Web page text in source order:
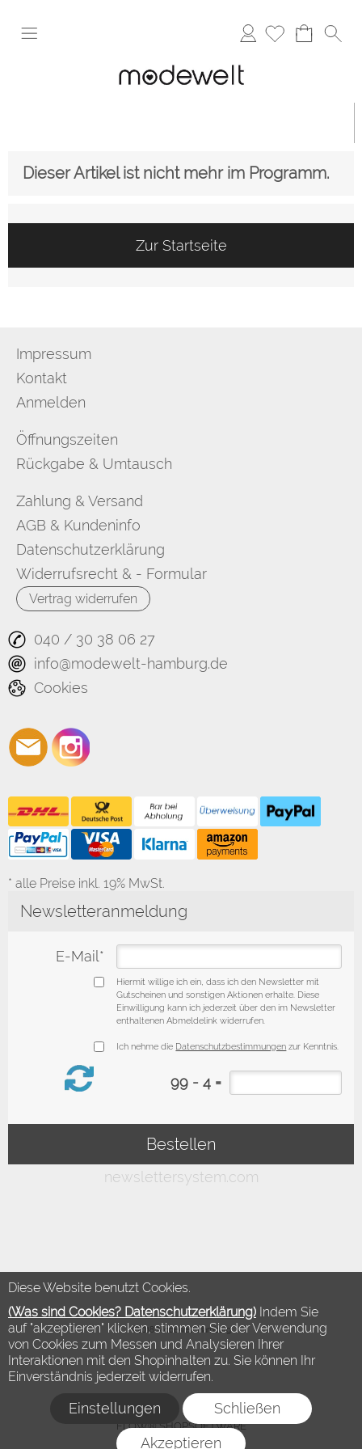
Diese Website benutzt Cookies.
(Was sind Cookies? Datenschutzerklärung) Indem Sie
auf "akzeptieren" klicken, stimmen Sie der Verwendung
von Cookies zum Messen und Analysieren Ihrer
Interaktionen mit den Shopinhalten zu. Sie können Ihr
Einverständnis jederzeit widerrufen.
Einstellungen Schließen
Akzeptieren
Anmelden
Dieser Artikel ist nicht mehr im Programm.
Zur Startseite
Impressum
Kontakt
Anmelden
Öffnungszeiten
Rückgabe & Umtausch
Zahlung & Versand
AGB & Kundeninfo
Datenschutzerklärung
Widerrufsrecht & - Formular
Vertrag widerrufen
040 / 30 38 06 27
info@modewelt-hamburg.de
Cookies
* alle Preise inkl. 19% MwSt.
©2018 Modewelt Hamburg
FLOW® SHOPSOFTWARE